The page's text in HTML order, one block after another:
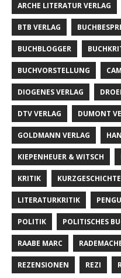
ARCHE LITERATUR VERLAG
BTB VERLAG
BUCHBLOGGER
BUCHVORSTELLUNG
DIOGENES VERLAG
DTV VERLAG DUMONT
GOLDMANN VERLAG
KIEPENHEUER & WITSCH
KRITIK
LITERATURKRITIK
POLITIK POLITISCHES
RAABE MARC
REZENSIONEN REZI